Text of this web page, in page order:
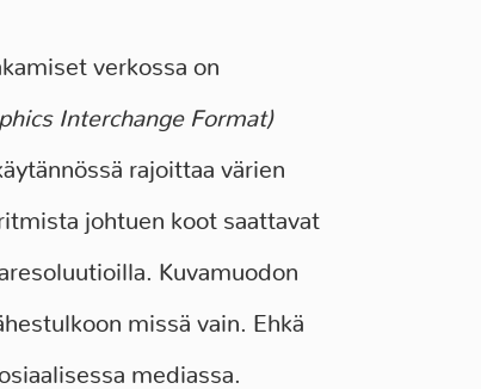
verkossa on
Interchange Format)
rajoittaa värien
johtuen koot saattavat
Kuvamuodon
missä vain. Ehkä
mediassa.